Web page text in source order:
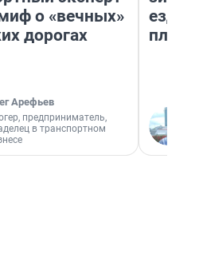
о «вечных»
дорогах
Арефьев
предприниматель,
в транспортном
ездит